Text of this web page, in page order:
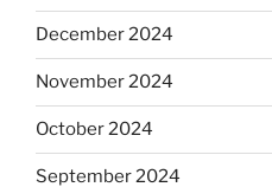
December 2024
November 2024
October 2024
September 2024